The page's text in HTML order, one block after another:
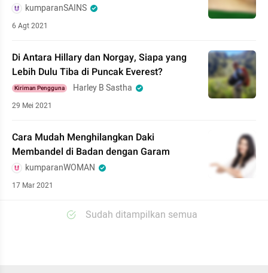
kumparanSAINS
6 Agt 2021
Di Antara Hillary dan Norgay, Siapa yang
Lebih Dulu Tiba di Puncak Everest?
Kiriman Pengguna Harley B Sastha
29 Mei 2021
Cara Mudah Menghilangkan Daki
Membandel di Badan dengan Garam
kumparanWOMAN
17 Mar 2021
Sudah ditampilkan semua